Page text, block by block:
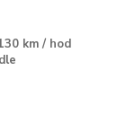
km / hod